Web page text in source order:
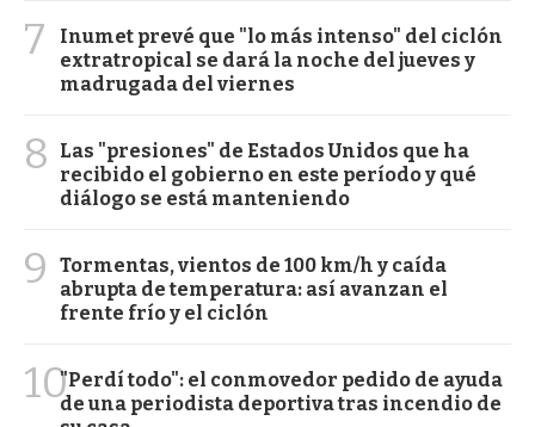
7
Inumet prevé que "lo más intenso" del ciclón
extratropical se dará la noche del jueves y
madrugada del viernes
8
Las "presiones" de Estados Unidos que ha
recibido el gobierno en este período y qué
diálogo se está manteniendo
9
Tormentas, vientos de 100 km/h y caída
abrupta de temperatura: así avanzan el
frente frío y el ciclón
10"Perdí todo": el conmovedor pedido de ayuda
de una periodista deportiva tras incendio de